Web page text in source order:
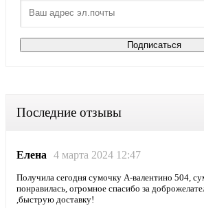
Последние отзывы
Елена 4 марта 2024 12:47
Получила сегодня сумочку А-валентино 504,
понравилась, огромное спасибо за
,быструю доставку!